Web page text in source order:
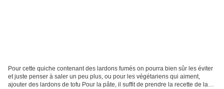
Pour cette quiche contenant des lardons fumés on pourra bien sûr les éviter
et juste penser à saler un peu plus, ou pour les végétariens qui aiment,
ajouter des lardons de tofu Pour la pâte, il suffit de prendre la recette de la